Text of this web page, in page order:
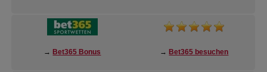
→ Bet365 Bonus → Bet365 besuchen